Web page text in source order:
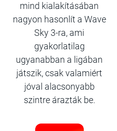
mind kialakításában
nagyon hasonlít a Wave
Sky 3-ra, ami
gyakorlatilag
ugyanabban a ligában
játszik, csak valamiért
jóval alacsonyabb
szintre árazták be.